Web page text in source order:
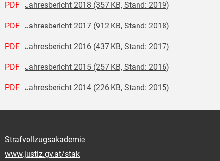
PDF Jahresbericht 2018 (357 KB, Stand: 2019)
PDF Jahresbericht 2017 (912 KB, Stand: 2018)
PDF Jahresbericht 2016 (437 KB, Stand: 2017)
PDF Jahresbericht 2015 (257 KB, Stand: 2016)
PDF Jahresbericht 2014 (226 KB, Stand: 2015)
Strafvollzugsakademie
www.justiz.gv.at/stak